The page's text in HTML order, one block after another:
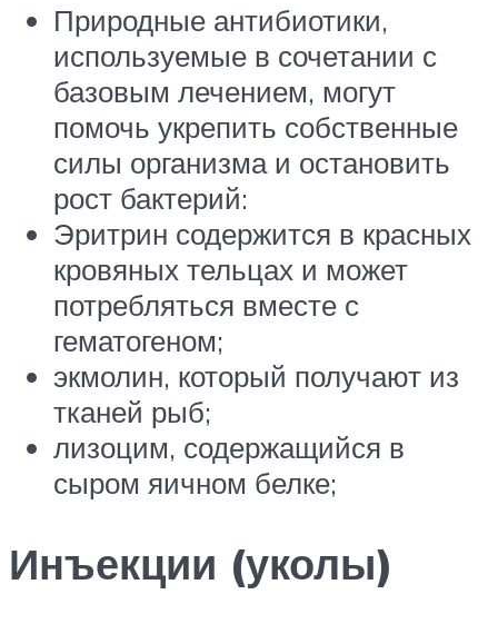
Природные антибиотики,
используемые в сочетании с
базовым лечением, могут
помочь укрепить собственные
силы организма и остановить
рост бактерий:
Эритрин содержится в красных
кровяных тельцах и может
потребляться вместе с
гематогеном;
экмолин, который получают из
тканей рыб;
лизоцим, содержащийся в
сыром яичном белке;
Инъекции (уколы)